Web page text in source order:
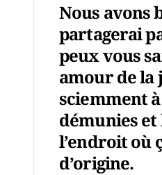
Nous avons
partagerai
peux vous
amour de la
sciemment
démunies et
l’endroit où
d’origine.